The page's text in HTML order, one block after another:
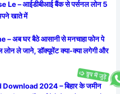
Le – आईडीबीआई बैंक से पर्सनल लोन 5
खाते में
अब घर बैठे आसानी से मनचाहा फोन पे
ले जाने, डॉक्यूमेंट क्या-क्या लगेगी और
2024 – बिहार के जमीन